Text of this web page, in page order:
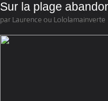
Sur la plage
par Laurence ou Lololamainverte